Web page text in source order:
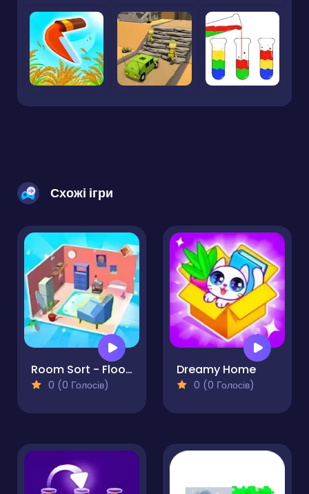
Схожі ігри
Room Sort - Floor Plan
0 (0 Голосів)
Dreamy Home
0 (0 Голосів)